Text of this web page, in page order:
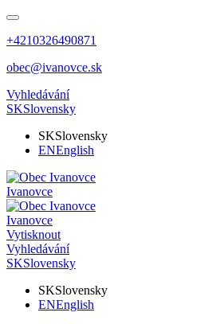
+4210326490871
obec@ivanovce.sk
Vyhledávání
SKSlovensky
SKSlovensky
ENEnglish
Ivanovce
Ivanovce
Vytisknout
Vyhledávání
SKSlovensky
SKSlovensky
ENEnglish